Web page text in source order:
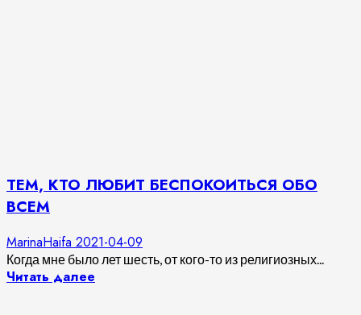
ТЕМ, КТО ЛЮБИТ БЕСПОКОИТЬСЯ ОБО
ВСЕМ
MarinaHaifa 2021-04-09
Когда мне было лет шесть, от кого-то из религиозных...
Читать далее